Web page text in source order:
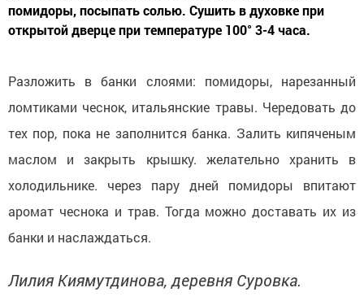
помидоры, посыпать солью. Сушить в духовке при
открытой дверце при температуре 100° 3-4 часа.
Разложить в банки слоями: помидоры, нарезанный
ломтиками чеснок, итальянские травы. Чередовать до
тех пор, пока не заполнится банка. Залить кипяченым
маслом и закрыть крышку. желательно хранить в
холодильнике. через пару дней помидоры впитают
аромат чеснока и трав. Тогда можно доставать их из
банки и наслаждаться.
Лилия Киямутдинова, деревня Суровка.